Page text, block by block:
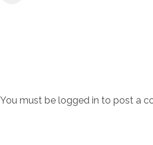
You must be logged in to post a